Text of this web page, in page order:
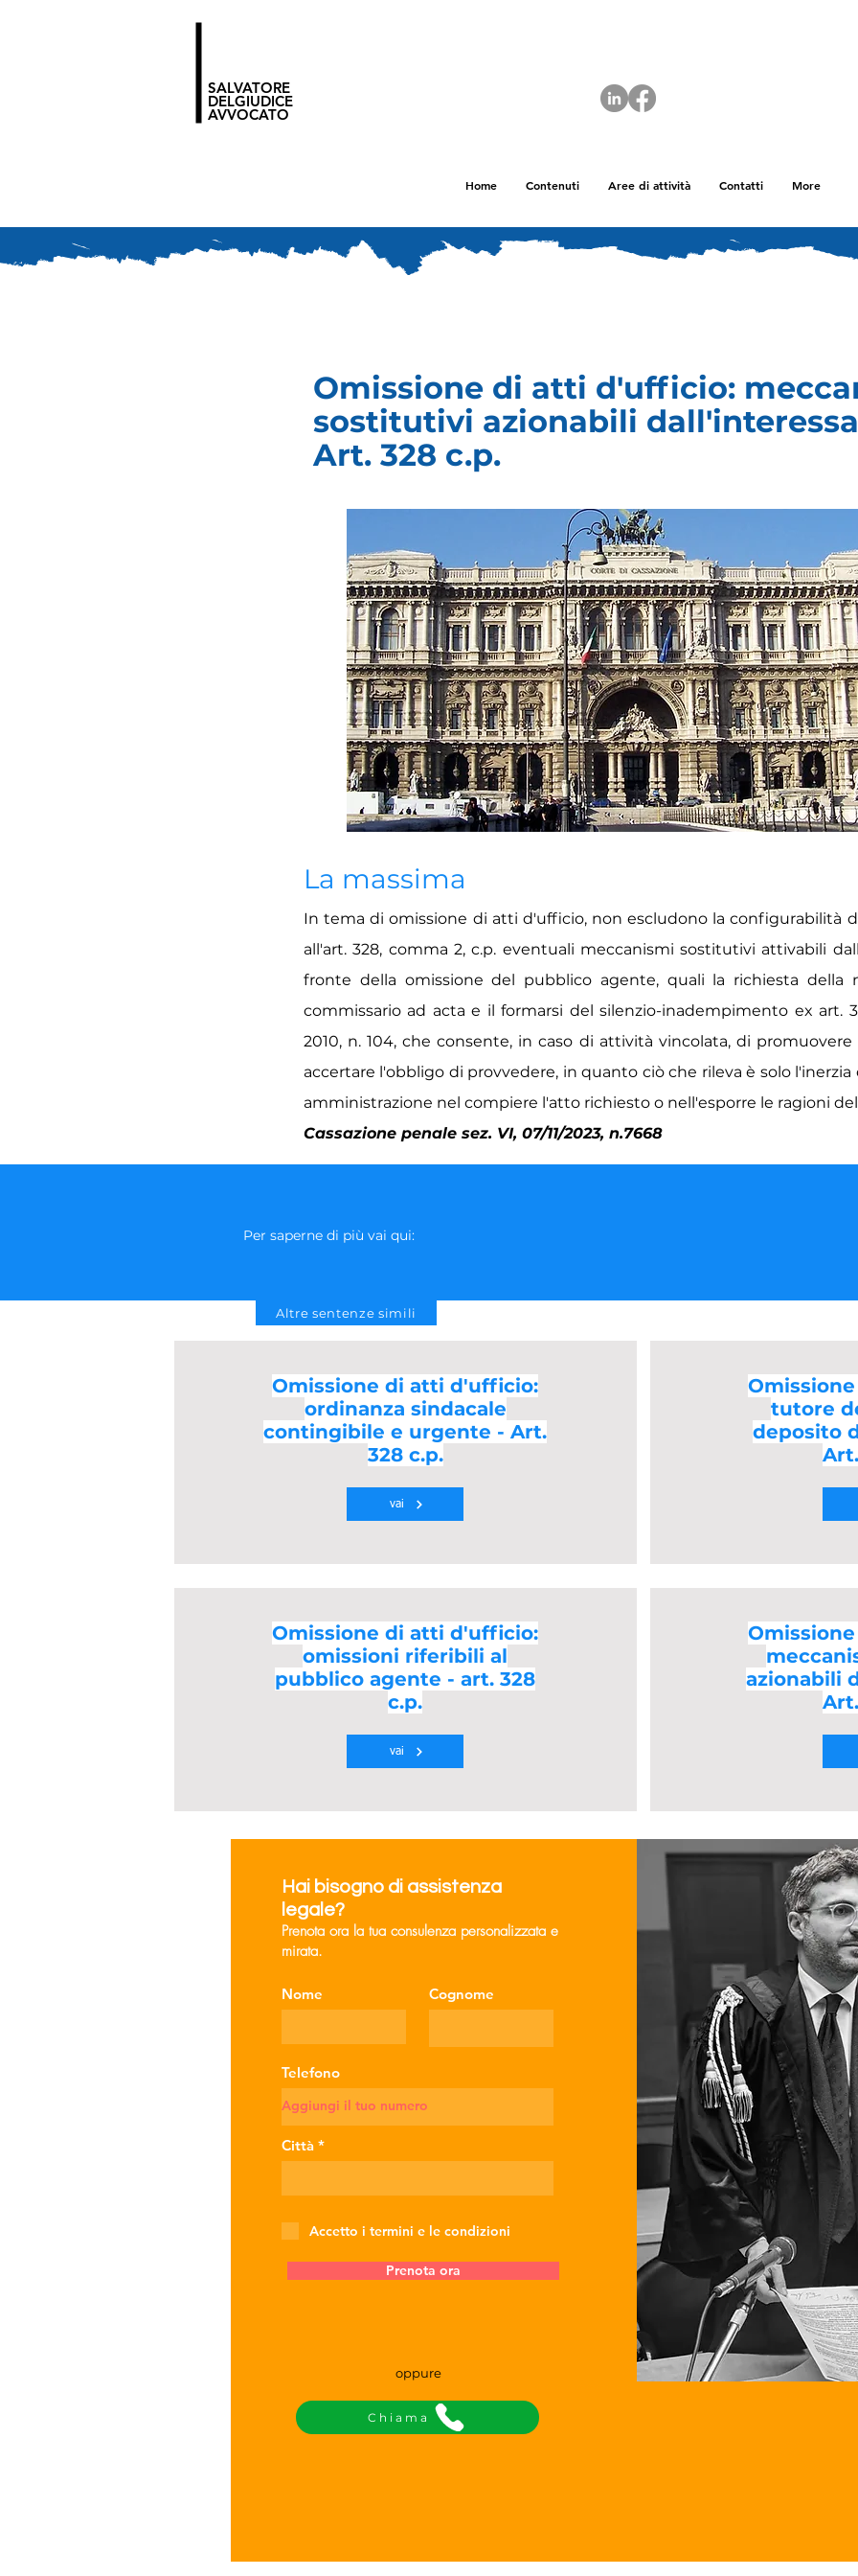
Γ
SALVATORE
DELGIUDICE
AVVOCATO
Home Contenuti Aree di attività Contatti More
Omissione di atti d'ufficio:
sostitutivi azionabili
Art. 328 c.p.
La massima
In tema di omissione di atti d'ufficio, non escludono la configurabilità
all'art. 328, comma 2, c.p. eventuali meccanismi sostitutivi attivabili
fronte della omissione del pubblico agente, quali la richiesta della
commissario ad acta e il formarsi del silenzio-inadempimento ex art.
2010, n. 104, che consente, in caso di attività vincolata, di
accertare l'obbligo di provvedere, in quanto ciò che rileva è solo
amministrazione nel compiere l'atto richiesto o nell'esporre le ragioni
Cassazione penale sez. VI, 07/11/2023, n.7668
Per saperne di più vai qui:
Altre sentenze simili
Omissione di atti d'ufficio:
ordinanza sindacale
contingibile e urgente - Art.
328 c.p.
vai
Omissione di atti d'ufficio:
omissioni riferibili al
pubblico agente - art. 328
c.p.
vai
tutore
deposito
azionabili
Hai bisogno di assistenza
legale?
Prenota ora la tua consulenza personalizzata e
mirata.
Nome Cognome
Telefono
Città
Accetto i termini e le condizioni
Prenota ora
oppure
Chiama